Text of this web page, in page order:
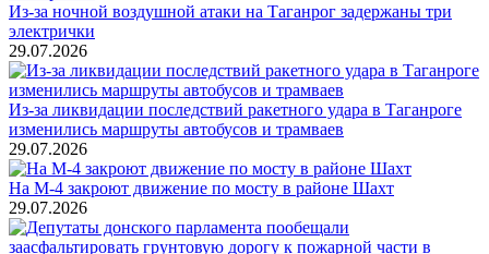
Из-за ночной воздушной атаки на Таганрог задержаны три
электрички
29.07.2026
Из-за ликвидации последствий ракетного удара в Таганроге
изменились маршруты автобусов и трамваев
29.07.2026
На М-4 закроют движение по мосту в районе Шахт
29.07.2026